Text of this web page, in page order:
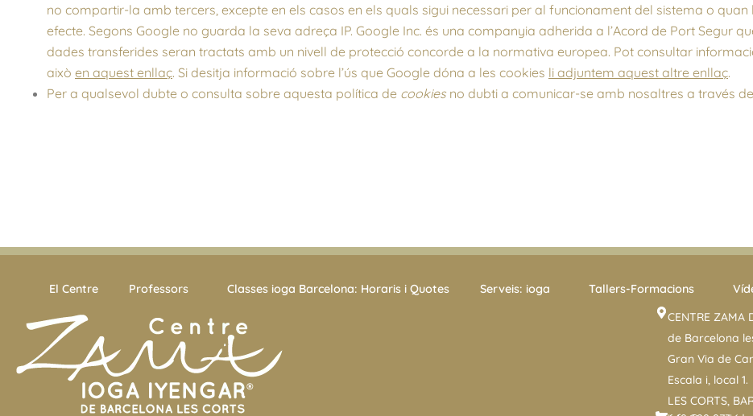
no compartir-la amb tercers, excepte en els casos en els quals sigui necessari per al funcionament del sistema o
efecte. Segons Google no guarda la seva adreça IP. Google Inc. és una companyia adherida a l’Acord de Port Segur
dades transferides seran tractats amb un nivell de protecció concorde a la normativa europea. Pot consultar
això en aquest enllaç. Si desitja informació sobre l’ús que Google dóna a les cookies li adjuntem aquest altre enllaç.
Per a qualsevol dubte o consulta sobre aquesta política de cookies no dubti a comunicar-se amb nosaltres a través
El Centre Professors Classes ioga Barcelona: Horaris i Quotes Serveis: ioga Tallers-Formacions
CENTRE ZAMA
de Barcelona
Gran Via de
Escala i, local 1.
LES CORTS,